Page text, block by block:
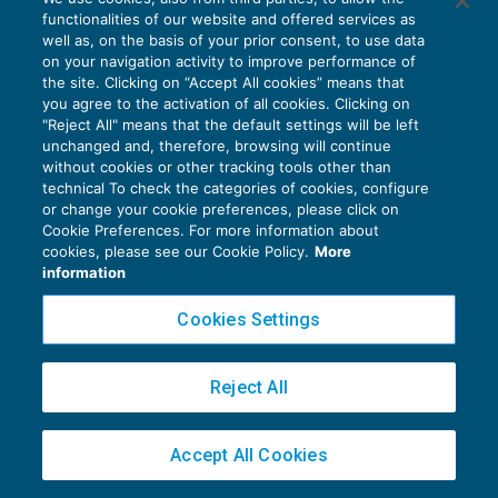
le procedure di allerta
CRISI D'IMPRESA05/02/2018
diAndrea RossieVeronica Pigarelli
Privacy Policy
Cookie Policy
Copyright 2016 ©Gruppo Euroconference S.p.A.v2.32.4
Piazza Luigi Einaudi, 10N01 - 20124 Milano - info@ecnews.it
02776120236
functionalities of our website and offered services as
well as, on the basis of your prior consent, to use data
on your navigation activity to improve performance of
the site. Clicking on “Accept All cookies” means that
you agree to the activation of all cookies. Clicking on
"Reject All" means that the default settings will be left
unchanged and, therefore, browsing will continue
without cookies or other tracking tools other than
technical To check the categories of cookies, configure
or change your cookie preferences, please click on
Cookie Preferences. For more information about
cookies, please see our Cookie Policy. More
information
Cookies Settings
Reject All
Accept All Cookies